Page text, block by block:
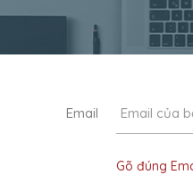
Email
Gõ đúng